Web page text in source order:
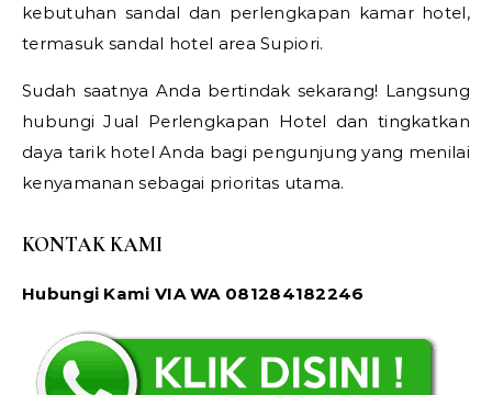
kebutuhan sandal dan perlengkapan kamar hotel,
termasuk sandal hotel area Supiori.
Sudah saatnya Anda bertindak sekarang! Langsung
hubungi Jual Perlengkapan Hotel dan tingkatkan
daya tarik hotel Anda bagi pengunjung yang menilai
kenyamanan sebagai prioritas utama.
KONTAK KAMI
Hubungi Kami VIA WA 081284182246